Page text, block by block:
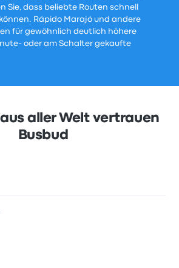
Sie, dass beliebte Routen schnell
Rápido Marajó und andere
für gewöhnlich deutlich höhere
oder am Schalter gekaufte
aller Welt vertrauen
Busbud